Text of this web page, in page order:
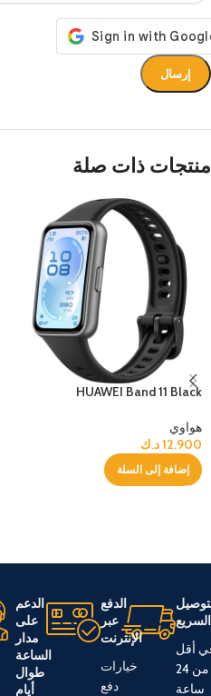
منتجات ذات صلة
HUAWEI Band 11 Black
هواوي
12.900د.ك
إضافة إلى السلة
السريع
أقل
من 24
ساعة
الدفع
عبر
الإنترنت
خيارات
دفع
الدعم
على
مدار
الساعة
طوال
أيام